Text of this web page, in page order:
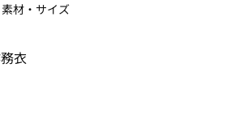
素材・サイズ
衣